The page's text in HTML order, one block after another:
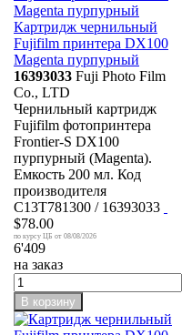
Картридж чернильный
Fujifilm принтера DX100
Magenta пурпурный
16393033 Fuji Photo Film
Co., LTD
Чернильный картридж
Fujifilm фотопринтера
Frontier-S DX100
пурпурный (Magenta).
Емкость 200 мл. Код
производителя
C13T781300 / 16393033
$78.00
08/08/2026
6'409
на заказ
В корзину